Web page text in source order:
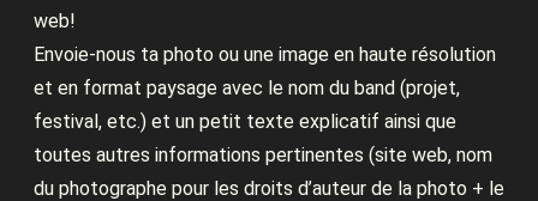
web!
Envoie-nous ta photo ou une image en haute résolution
et en format paysage avec le nom du band (projet,
festival, etc.) et un petit texte explicatif ainsi que
toutes autres informations pertinentes (site web, nom
du photographe pour les droits d’auteur de la photo + le